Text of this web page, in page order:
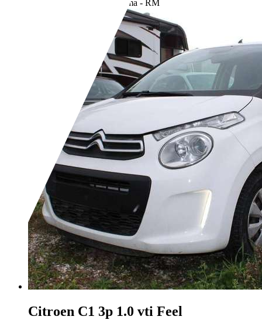
IT-00155 Roma - RM
Citroen C1 3p 1.0 vti Feel